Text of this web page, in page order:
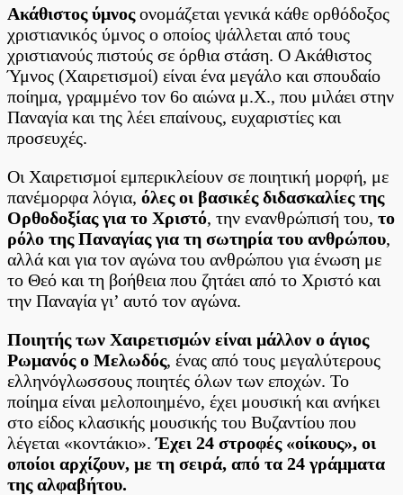
της
Παναγίας
(video)
Ακάθιστος ύμνοςονομάζεται γενικά κάθε ορθόδοξος
χριστιανικός ύμνος ο οποίος ψάλλεται από τους
χριστιανούς πιστούς σε όρθια στάση. Ο Ακάθιστος
Ύμνος (Χαιρετισμοί) είναι ένα μεγάλο και σπουδαίο
ποίημα, γραμμένο τον 6ο αιώνα μ.Χ., που μιλάει στην
Παναγία και της λέει επαίνους, ευχαριστίες και
προσευχές.
Οι Χαιρετισμοί εμπερικλείουν σε ποιητική μορφή, με
πανέμορφα λόγια, όλες οι βασικές διδασκαλίες της
Ορθοδοξίας για το Χριστό, την ενανθρώπισή του, το
ρόλο της Παναγίας για τη σωτηρία του ανθρώπου,
αλλά και για τον αγώνα του ανθρώπου για ένωση με
το Θεό και τη βοήθεια που ζητάει από το Χριστό και
την Παναγία γι’ αυτό τον αγώνα.
Ποιητής των Χαιρετισμών είναι μάλλον ο άγιος
Ρωμανός ο Μελωδός, ένας από τους μεγαλύτερους
ελληνόγλωσσους ποιητές όλων των εποχών. Το
ποίημα είναι μελοποιημένο, έχει μουσική και ανήκει
στο είδος κλασικής μουσικής του Βυζαντίου που
λέγεται «κοντάκιο».Έχει 24 στροφές «οίκους», οι
οποίοι αρχίζουν, με τη σειρά, από τα 24 γράμματα
της αλφαβήτου.